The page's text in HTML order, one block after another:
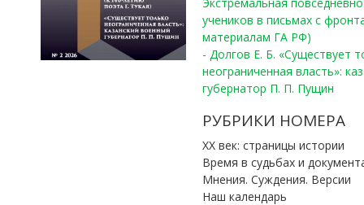
учеников в письмах с
материалам ГА РФ)
- Долгов Е. Б. «Существует
неограниченная власть»:
губернатор П. П. Пущин
РУБРИКИ НОМЕРА
ХХ век: страницы истории
Время в судьбах и
Мнения. Суждения. Версии
Наш календарь